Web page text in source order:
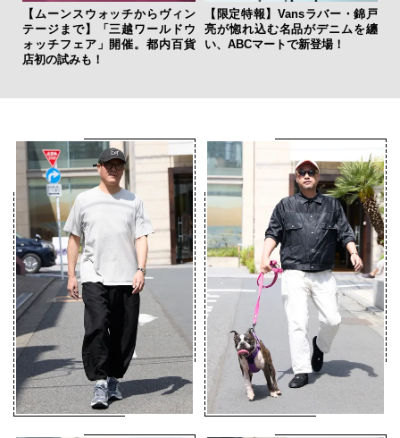
【ムーンスウォッチからヴィン
テージまで】「三越ワールドウ
ォッチフェア」開催。都内百貨
店初の試みも！
【限定特報】Vansラバー・錦戸
亮が惚れ込む名品がデニムを纏
い、ABCマートで新登場！